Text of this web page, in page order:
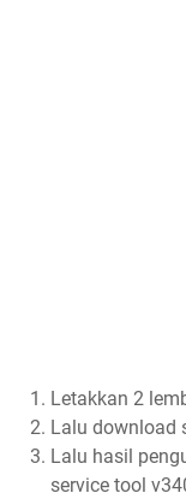
Letakkan 2
Lalu download
Lalu hasil
service tool